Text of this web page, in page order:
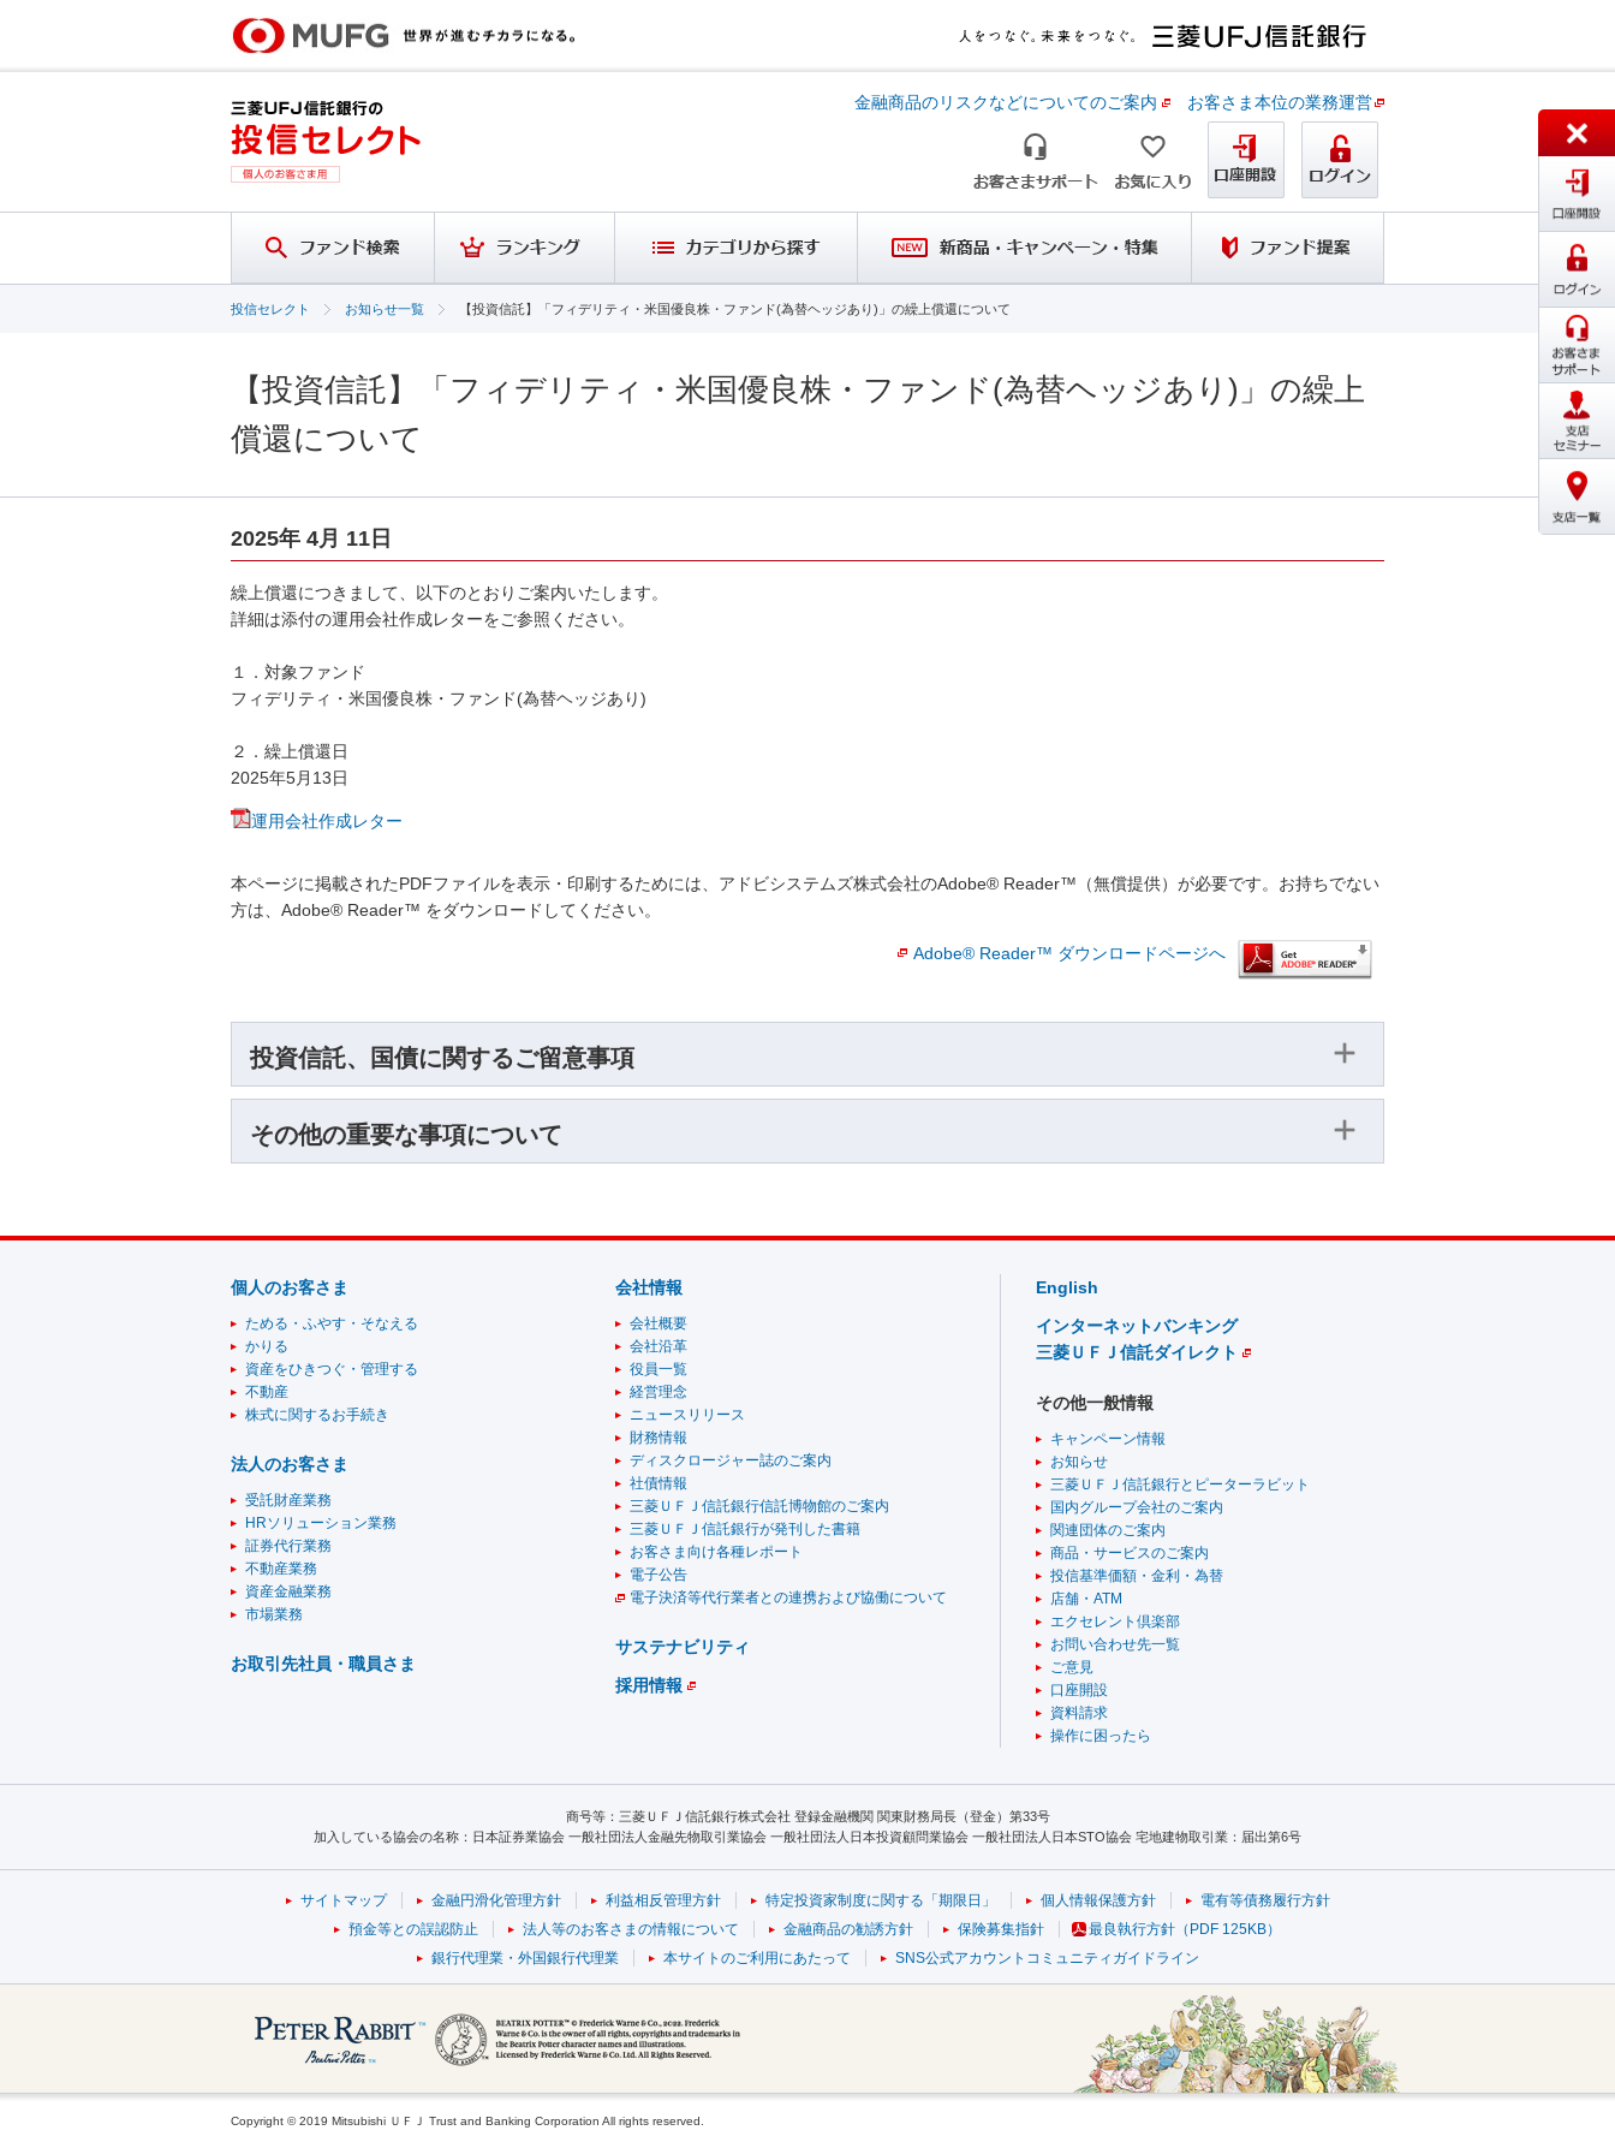
金融商品のリスクなどについてのご案内 お客さま本位の業務運営
投信セレクト お知らせ一覧 【投資信託】「フィデリティ・米国優良株・ファンド(為替ヘッジあり)」の繰上償還について
【投資信託】「フィデリティ・米国優良株・ファンド(為替ヘッジあり)」の繰上
償還について
2025年 4月 11日
繰上償還につきまして、以下のとおりご案内いたします。
詳細は添付の運用会社作成レターをご参照ください。
１．対象ファンド
フィデリティ・米国優良株・ファンド(為替ヘッジあり)
２．繰上償還日
2025年5月13日
運用会社作成レター
本ページに掲載されたPDFファイルを表示・印刷するためには、アドビシステムズ株式会社のAdobe® Reader™（無償提供）が必要です。お持ちでない
方は、Adobe® Reader™ をダウンロードしてください。
Adobe® Reader™ ダウンロードページへ
投資信託、国債に関するご留意事項
その他の重要な事項について
個人のお客さま
ためる・ふやす・そなえる
かりる
資産をひきつぐ・管理する
不動産
株式に関するお手続き
法人のお客さま
受託財産業務
HRソリューション業務
証券代行業務
不動産業務
資産金融業務
市場業務
お取引先社員・職員さま
会社情報
会社概要
会社沿革
役員一覧
経営理念
ニュースリリース
財務情報
ディスクロージャー誌のご案内
社債情報
三菱ＵＦＪ信託銀行信託博物館のご案内
三菱ＵＦＪ信託銀行が発刊した書籍
お客さま向け各種レポート
電子公告
電子決済等代行業者との連携および協働について
サステナビリティ
採用情報
English
インターネットバンキング
三菱ＵＦＪ信託ダイレクト
その他一般情報
キャンペーン情報
お知らせ
三菱ＵＦＪ信託銀行とピーターラビット
国内グループ会社のご案内
関連団体のご案内
商品・サービスのご案内
投信基準価額・金利・為替
店舗・ATM
エクセレント倶楽部
お問い合わせ先一覧
ご意見
口座開設
資料請求
操作に困ったら
商号等：三菱ＵＦＪ信託銀行株式会社 登録金融機関 関東財務局長（登金）第33号
加入している協会の名称：日本証券業協会 一般社団法人金融先物取引業協会 一般社団法人日本投資顧問業協会 一般社団法人日本STO協会 宅地建物取引業：届出第6号
サイトマップ 金融円滑化管理方針 利益相反管理方針 特定投資家制度に関する「期限日」 個人情報保護方針
電有等債務履行方針
預金等との誤認防止
法人等のお客さまの情報について 金融商品の勧誘方針 保険募集指針
最良執行方針（PDF 125KB）
銀行代理業・外国銀行代理業
本サイトのご利用にあたって SNS公式アカウントコミュニティガイドライン
Copyright © 2019 Mitsubishi ＵＦＪ Trust and Banking Corporation All rights reserved.